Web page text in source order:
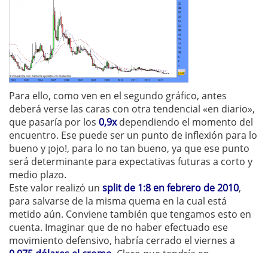
Para ello, como ven en el segundo gráfico, antes
deberá verse las caras con otra tendencial «en diario»,
que pasaría por los 0,9xdependiendo el momento del
encuentro. Ese puede ser un punto de inflexión para lo
bueno y ¡ojo!, para lo no tan bueno, ya que ese punto
será determinante para expectativas futuras a corto y
medio plazo.
Este valor realizó un split de 1:8 en febrero de 2010,
para salvarse de la misma quema en la cual está
metido aún. Conviene también que tengamos esto en
cuenta. Imaginar que de no haber efectuado ese
movimiento defensivo, habría cerrado el viernes a